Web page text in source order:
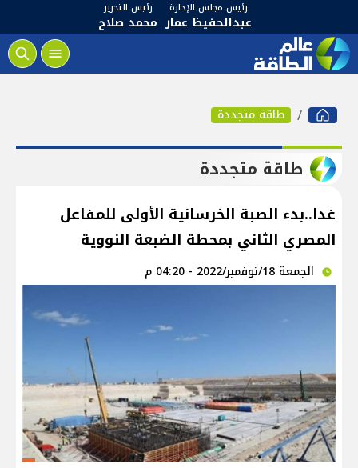
رئيس مجلس الإدارة
عبدالحفيظ عمار
رئيس التحرير
محمد صلاح
طاقة متجددة
طاقة متجددة
غدا..بدء الصبة الخرسانية الأولى للمفاعل
المصري الثاني بمحطة الضبعة النووية
الجمعة 18/نوفمبر/2022 - 04:20 م